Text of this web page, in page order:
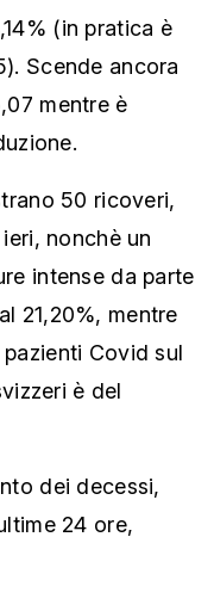
(in pratica è
Scende ancora
mentre è
50 ricoveri,
nonchè un
intense da parte
21,20%, mentre
Covid sul
è del
dei decessi,
24 ore,